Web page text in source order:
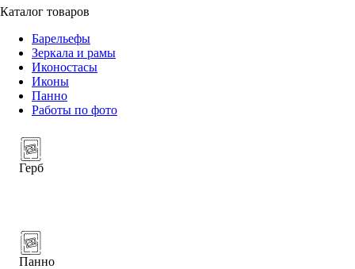
Каталог товаров
Барельефы
Зеркала и рамы
Иконостасы
Иконы
Панно
Работы по фото
Герб
Панно